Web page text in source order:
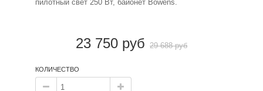
пилотный свет 250 Вт, байонет Bowens.
23 750 руб 29 688 руб
КОЛИЧЕСТВО